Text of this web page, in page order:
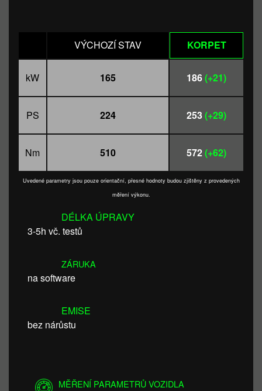
VÝCHOZÍ STAV KORPET
kW 165 186(+21)
PS 224 253(+29)
Nm 510 572(+62)
Uvedené parametry jsou pouze orientační, přesné hodnoty budou zjištěny z provedených
měření výkonu.
DÉLKA ÚPRAVY
3-5h vč. testů
ZÁRUKA
na software
EMISE
bez nárůstu
MĚŘENÍ PARAMETRŮ VOZIDLA